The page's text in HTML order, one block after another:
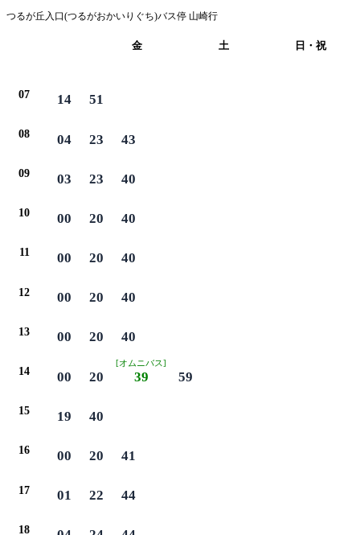
つるが丘入口(つるがおかいりぐち)バス停 山崎行
金 土 日・祝
07 14 51
08 04 23 43
09 03 23 40
10 00 20 40
11 00 20 40
12 00 20 40
13 00 20 40
14 00 20
[オムニバス]
39 59
15 19 40
16 00 20 41
17 01 22 44
18